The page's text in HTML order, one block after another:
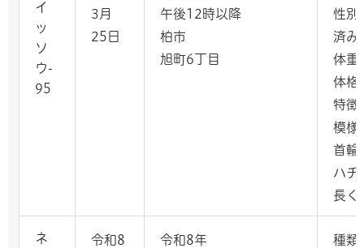
イ
ッ
ソ
ウ-
95
3月
25日
午後12時以降
柏市
旭町6丁目
性別
済み
体重
体格
特徴
模様
首輪
ハチ
長く
ネ
令和8
令和8年
種類